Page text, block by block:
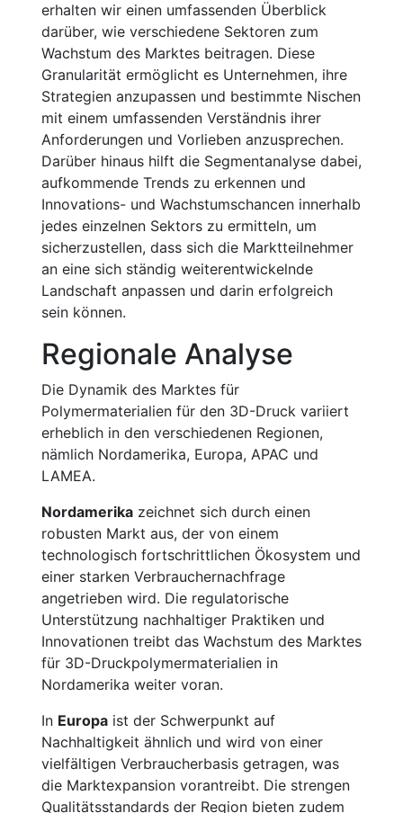
erhalten wir einen umfassenden Überblick
darüber, wie verschiedene Sektoren zum
Wachstum des Marktes beitragen. Diese
Granularität ermöglicht es Unternehmen, ihre
Strategien anzupassen und bestimmte Nischen
mit einem umfassenden Verständnis ihrer
Anforderungen und Vorlieben anzusprechen.
Darüber hinaus hilft die Segmentanalyse dabei,
aufkommende Trends zu erkennen und
Innovations- und Wachstumschancen innerhalb
jedes einzelnen Sektors zu ermitteln, um
sicherzustellen, dass sich die Marktteilnehmer
an eine sich ständig weiterentwickelnde
Landschaft anpassen und darin erfolgreich
sein können.
Regionale Analyse
Die Dynamik des Marktes für
Polymermaterialien für den 3D-Druck variiert
erheblich in den verschiedenen Regionen,
nämlich Nordamerika, Europa, APAC und
LAMEA.
Nordamerika zeichnet sich durch einen
robusten Markt aus, der von einem
technologisch fortschrittlichen Ökosystem und
einer starken Verbrauchernachfrage
angetrieben wird. Die regulatorische
Unterstützung nachhaltiger Praktiken und
Innovationen treibt das Wachstum des Marktes
für 3D-Druckpolymermaterialien in
Nordamerika weiter voran.
In Europa ist der Schwerpunkt auf
Nachhaltigkeit ähnlich und wird von einer
vielfältigen Verbraucherbasis getragen, was
die Marktexpansion vorantreibt. Die strengen
Qualitätsstandards der Region bieten zudem